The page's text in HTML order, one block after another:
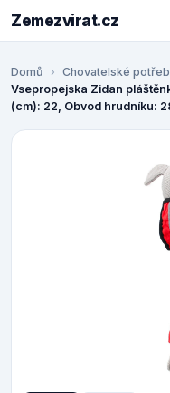
Zemezvirat.cz
Domů Chovatelské
Vsepropejska Zidan
(cm): 22, Obvod hrudníku: